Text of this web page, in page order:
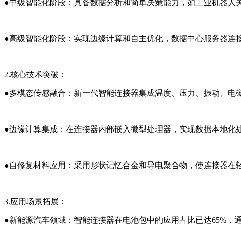
●中级智能化阶段：具备数据分析和简单决策能力，如工业机器人
●高级智能化阶段：实现边缘计算和自主优化，数据中心服务器连
2.核心技术突破 ：
●多模态传感融合：新一代智能连接器集成温度、压力、振动、电
●边缘计算集成：在连接器内部嵌入微型处理器，实现数据本地化
●自修复材料应用：采用形状记忆合金和导电聚合物，使连接器在
3.应用场景拓展 ：
●新能源汽车领域：智能连接器在电池包中的应用占比已达65%，